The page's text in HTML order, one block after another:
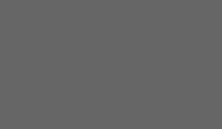
ich przetwarzania. Możesz
praw wymienionych
podstawie prawnej.
do Twoich zainteresowań,
umów o ich świadczenie